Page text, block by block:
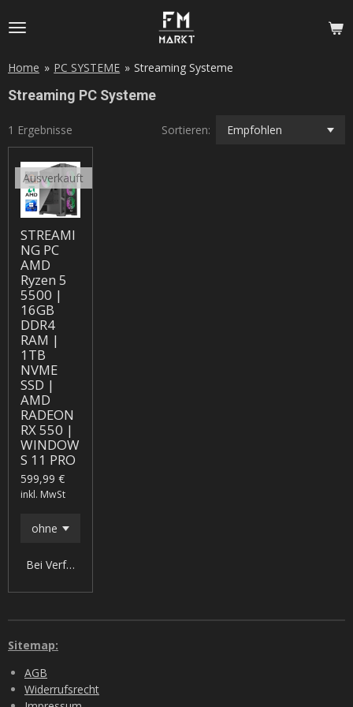
Hauptinhalt
Home » PC SYSTEME » Streaming Systeme
Streaming PC Systeme
1 Ergebnisse Sortieren:
Ausverkauft
STREAMI
NG PC
AMD
Ryzen 5
5500 |
16GB
DDR4
RAM |
1TB
NVME
SSD |
AMD
RADEON
RX 550 |
WINDOW
S 11 PRO
599,99 €
inkl. MwSt
Bei Verfügbarkeit benachrichtigen
Sitemap:
AGB
Widerrufsrecht